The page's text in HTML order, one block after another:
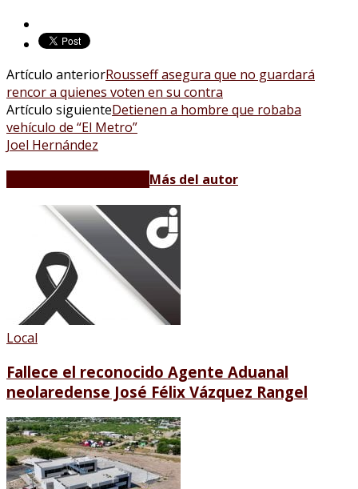
Artículo anteriorRousseff asegura que no guardará
rencor a quienes voten en su contra
Artículo siguienteDetienen a hombre que robaba
vehículo de “El Metro”
Joel Hernández
Más del autor
Local
Fallece el reconocido Agente Aduanal
neolaredense José Félix Vázquez Rangel